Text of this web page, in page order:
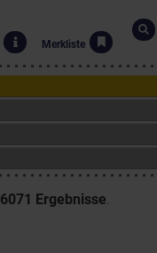
Merkliste
6071 Ergebnisse.